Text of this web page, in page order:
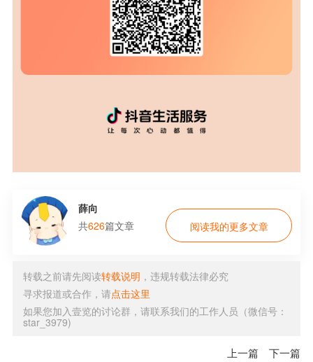
薛向
共626篇文章 阅读我的更多文章
转载之前请先阅读转载说明 ，违规转载法律必究
寻求报道或合作，请点击这里
如果您加入壹览的讨论群，请联系我们的工作人员（微信号：
star_3979)
上一篇 下一篇